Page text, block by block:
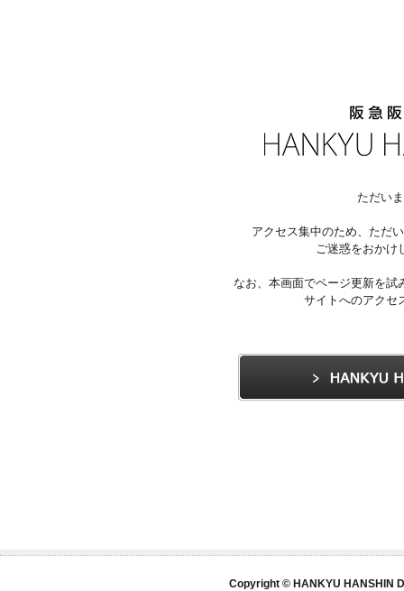
ただい
アクセス集中のため、ただ
ご迷惑をおかけ
なお、本画面でページ更新を
サイトへのアクセ
Copyright © HANKYU HANSHIN